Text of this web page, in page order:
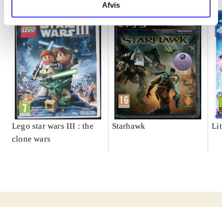
Afvis
Lego star wars III : the
clone wars
Starhawk